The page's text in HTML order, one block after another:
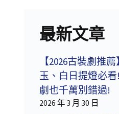
最新文章
【2026古裝劇推
玉、白日提燈必
劇也千萬別錯過!
2026 年 3 月 30 日